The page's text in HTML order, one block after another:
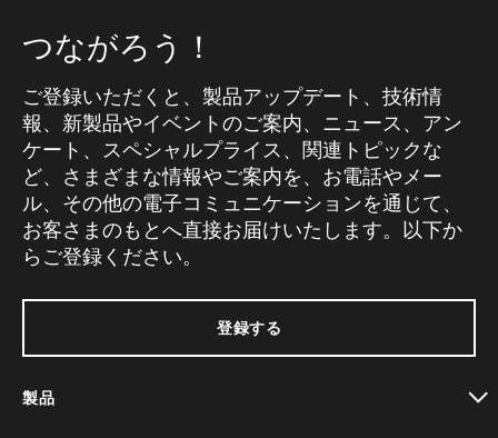
つながろう！
ご登録いただくと、製品アップデート、技術情
報、新製品やイベントのご案内、ニュース、アン
ケート、スペシャルプライス、関連トピックな
ど、さまざまな情報やご案内を、お電話やメー
ル、その他の電子コミュニケーションを通じて、
お客さまのもとへ直接お届けいたします。以下か
らご登録ください。
登録する
製品